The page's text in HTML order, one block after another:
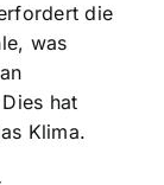
die
was
hat
Klima.